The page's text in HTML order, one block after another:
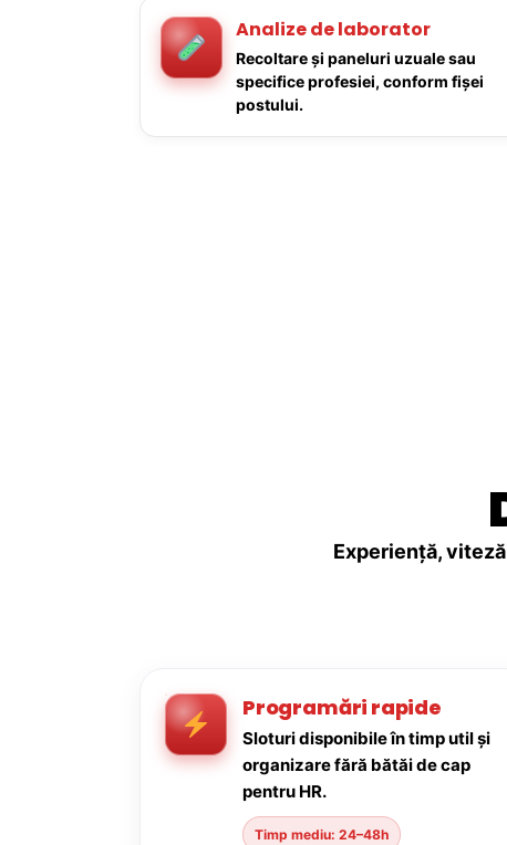
Analize de laborator
Recoltare și paneluri uzuale sau
specifice profesiei, conform fișei
postului.
Experiență,
Programări rapide
Sloturi disponibile în timp util și
organizare fără bătăi de cap
pentru HR.
Timp mediu: 24–48h